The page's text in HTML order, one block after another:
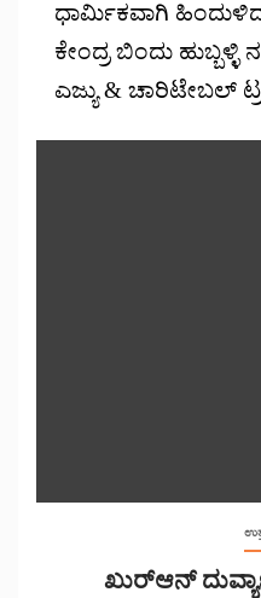
ಧಾರ್ಮಿಕವಾಗಿ
ಕೇಂದ್ರ ಬಿಂದು
ಎಜ್ಯು & ಚಾರಿಟೇಬಲ್
ಖುರ್‌ಆನ್